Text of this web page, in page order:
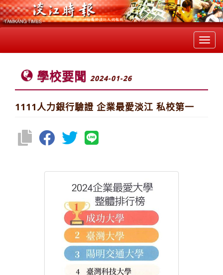
學校要聞 2024-01-26
1111人力銀行驗證 企業最愛淡江 私校第一